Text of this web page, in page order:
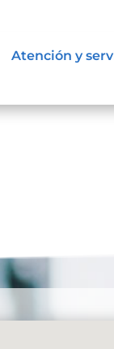
Atención y